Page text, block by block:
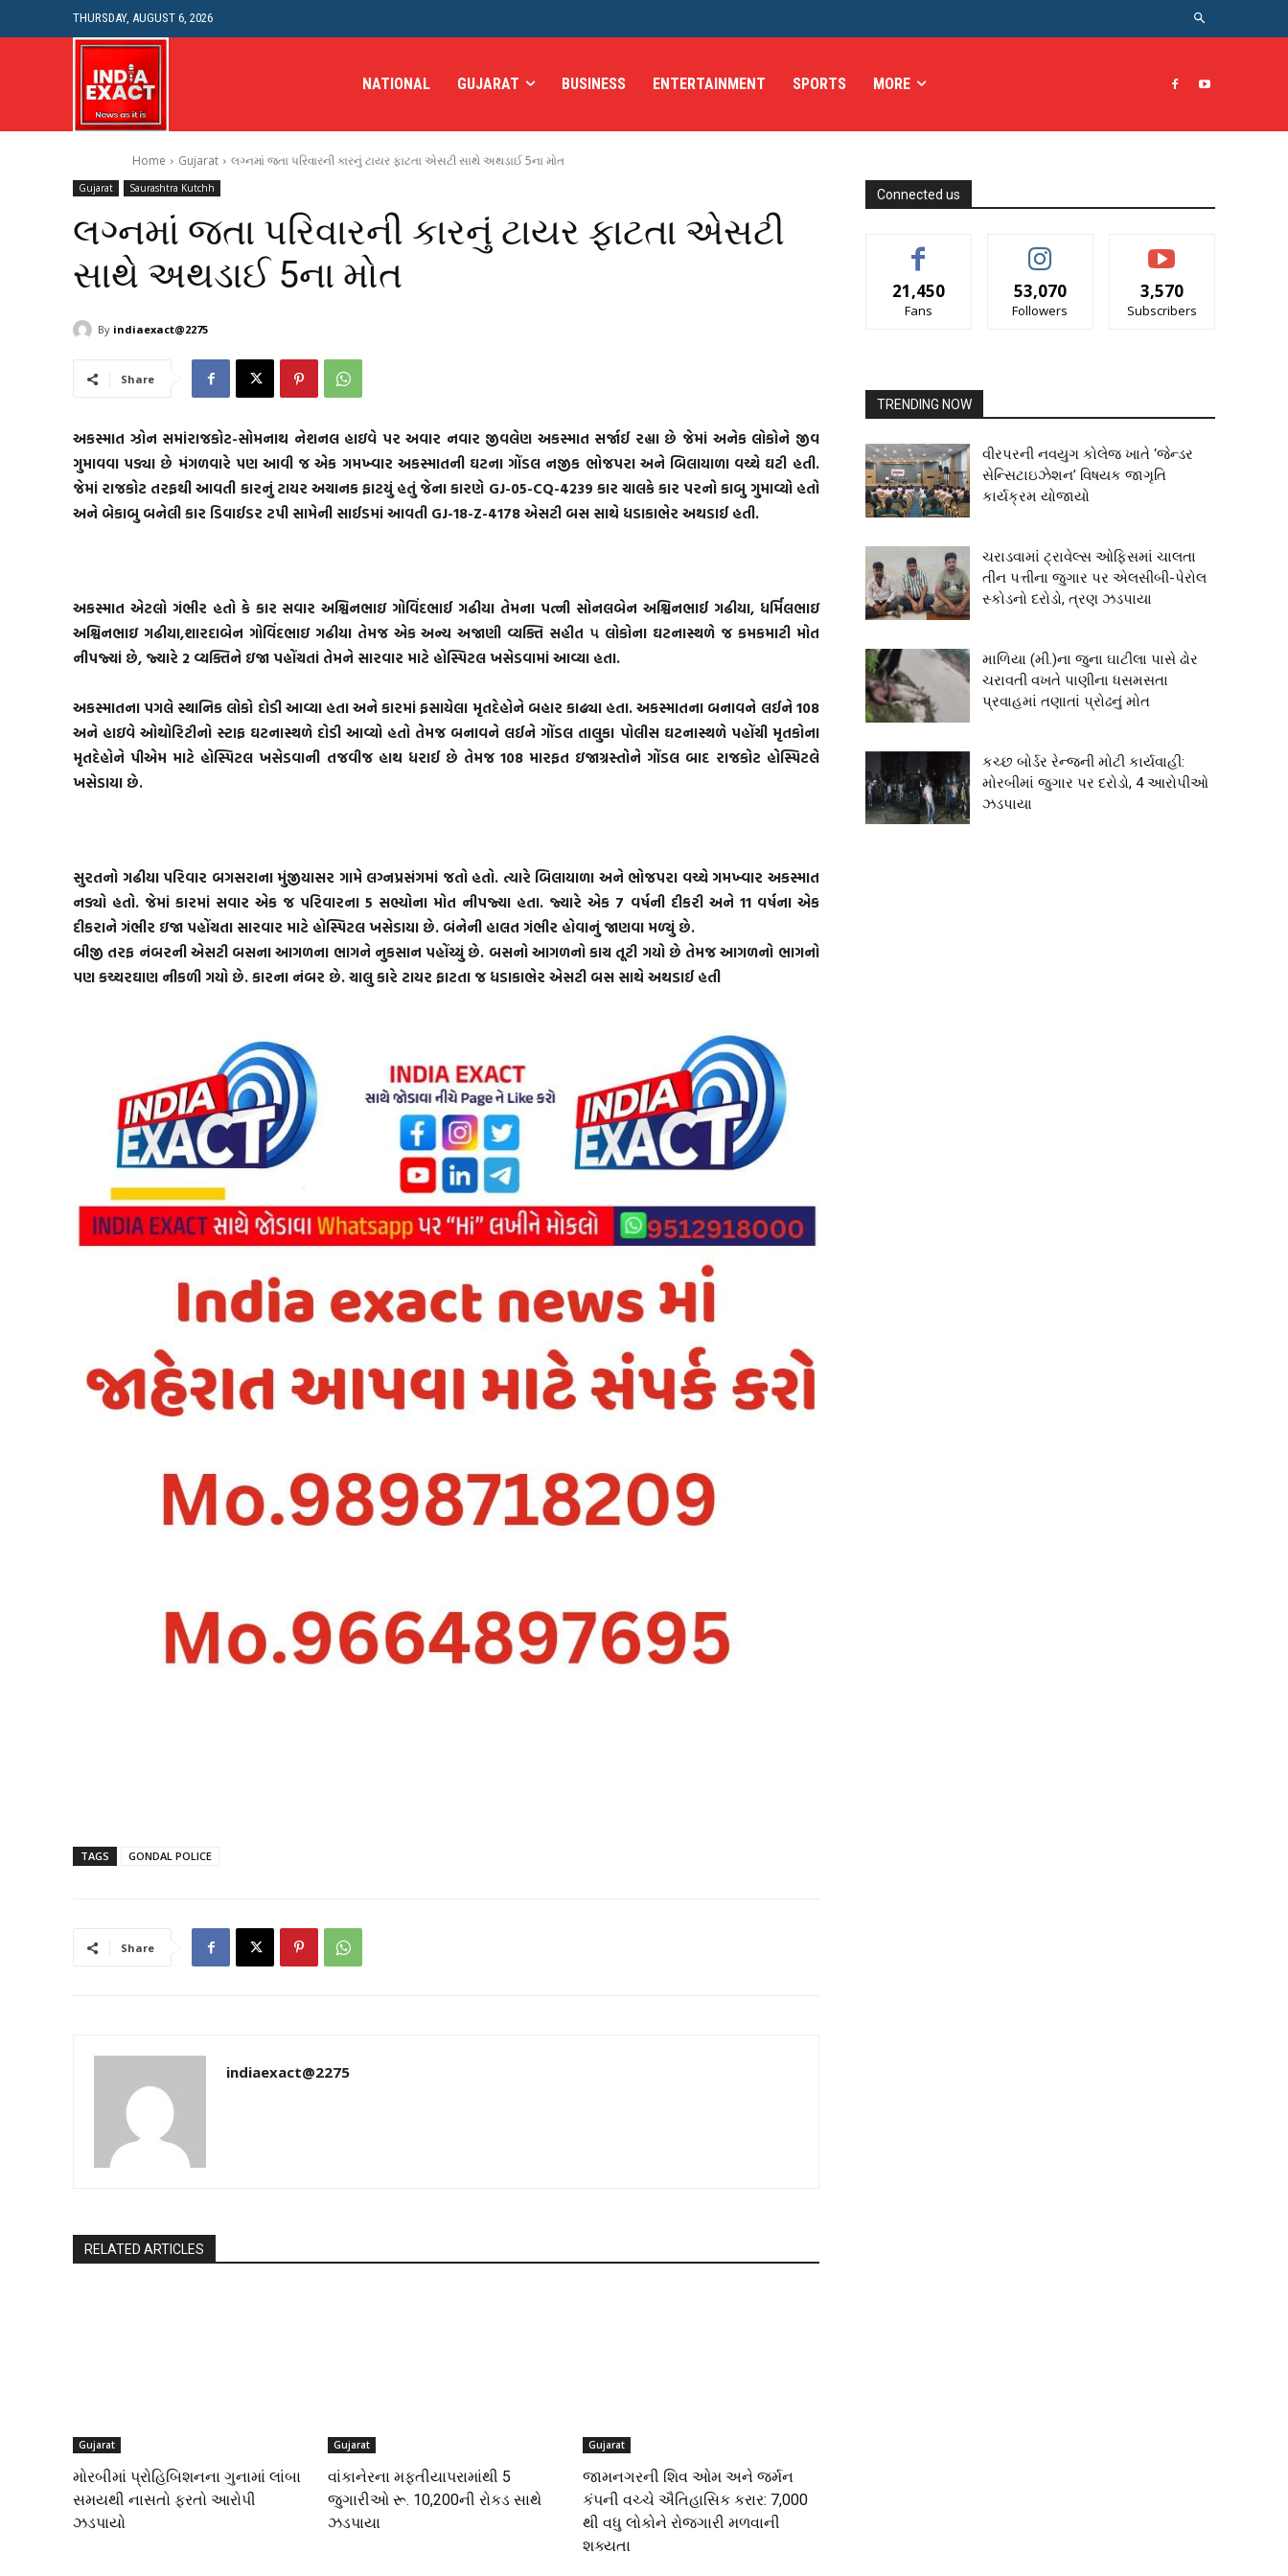
THURSDAY, AUGUST 6, 2026
NATIONAL GUJARAT BUSINESS ENTERTAINMENT SPORTS MORE
Home Gujarat લગ્નમાં જતા પરિવારની કારનું ટાયર ફાટતા એસટી સાથે અથડાઈ 5ના મોત
Gujarat Saurashtra Kutchh
લગ્નમાં જતા પરિવારની કારનું ટાયર ફાટતા એસટી
સાથે અથડાઈ 5ના મોત
By indiaexact@2275
Share
અકસ્માત ઝોન સમાંરાજકોટ-સોમનાથ નેશનલ હાઇવે પર અવાર નવાર જીવલેણ અકસ્માત સર્જાઈ રહ્યા છે જેમાં અનેક લોકોને જીવ
ગુમાવવા પડ્યા છે મંગળવારે પણ આવી જ એક ગમખ્વાર અકસ્માતની ઘટના ગોંડલ નજીક ભોજપરા અને બિલાયાળા વચ્ચે ઘટી હતી.
જેમાં રાજકોટ તરફથી આવતી કારનું ટાયર અચાનક ફાટયું હતું જેના કારણે GJ-05-CQ-4239 કાર ચાલકે કાર પરનો કાબુ ગુમાવ્યો હતો
અને બેકાબુ બનેલી કાર ડિવાઈડર ટપી સામેની સાઈડમાં આવતી GJ-18-Z-4178 એસટી બસ સાથે ધડાકાભેર અથડાઈ હતી.
અકસ્માત એટલો ગંભીર હતો કે કાર સવાર અશ્વિનભાઇ ગોવિંદભાઈ ગઢીયા તેમના પત્ની સોનલબેન અશ્વિનભાઈ ગઢીયા, ધર્મિલભાઇ
અશ્વિનભાઇ ગઢીયા,શારદાબેન ગોવિંદભાઇ ગઢીયા તેમજ એક અન્ય અજાણી વ્યક્તિ સહીત ૫ લોકોના ઘટનાસ્થળે જ કમકમાટી મોત
નીપજ્યાં છે, જ્યારે 2 વ્યક્તિને ઇજા પહોંચતાં તેમને સારવાર માટે હોસ્પિટલ ખસેડવામાં આવ્યા હતા.
અકસ્માતના પગલે સ્થાનિક લોકો દોડી આવ્યા હતા અને કારમાં ફસાયેલા મૃતદેહોને બહાર કાઢ્યા હતા. અકસ્માતના બનાવને લઈને 108
અને હાઇવે ઓથોરિટીનો સ્ટાફ ઘટનાસ્થળે દોડી આવ્યો હતો તેમજ બનાવને લઈને ગોંડલ તાલુકા પોલીસ ઘટનાસ્થળે પહોંચી મૃતકોના
મૃતદેહોને પીએમ માટે હોસ્પિટલ ખસેડવાની તજવીજ હાથ ધરાઈ છે તેમજ 108 મારફત ઇજાગ્રસ્તોને ગોંડલ બાદ રાજકોટ હોસ્પિટલે
ખસેડાયા છે.
સુરતનો ગઢીયા પરિવાર બગસરાના મુંજીયાસર ગામે લગ્નપ્રસંગમાં જતો હતો. ત્યારે બિલાયાળા અને ભોજપરા વચ્ચે ગમખ્વાર અકસ્માત
નડ્યો હતો. જેમાં કારમાં સવાર એક જ પરિવારના 5 સભ્યોના મોત નીપજ્યા હતા. જ્યારે એક 7 વર્ષની દીકરી અને 11 વર્ષના એક
દીકરાને ગંભીર ઇજા પહોંચતા સારવાર માટે હોસ્પિટલ ખસેડાયા છે. બંનેની હાલત ગંભીર હોવાનું જાણવા મળ્યું છે.
બીજી તરફ નંબરની એસટી બસના આગળના ભાગને નુકસાન પહોંચ્યું છે. બસનો આગળનો કાચ તૂટી ગયો છે તેમજ આગળનો ભાગનો
પણ કચ્ચરઘાણ નીકળી ગયો છે. કારના નંબર છે. ચાલુ કારે ટાયર ફાટતા જ ધડાકાભેર એસટી બસ સાથે અથડાઈ હતી
TAGS GONDAL POLICE
Share
indiaexact@2275
RELATED ARTICLES
Gujarat
મોરબીમાં પ્રોહિબિશનના ગુનામાં લાંબા
સમયથી નાસતો ફરતો આરોપી
ઝડપાયો
Gujarat
વાંકાનેરના મફતીયાપરામાંથી 5
જુગારીઓ રૂ. 10,200ની રોકડ સાથે
ઝડપાયા
Gujarat
જામનગરની શિવ ઓમ અને જર્મન
કંપની વચ્ચે ઐતિહાસિક કરાર: 7,000
થી વધુ લોકોને રોજગારી મળવાની
શક્યતા
Connected us
21,450
Fans
53,070
Followers
3,570
Subscribers
TRENDING NOW
વીરપરની નવયુગ કોલેજ ખાતે ‘જેન્ડર
સેન્સિટાઇઝેશન’ વિષયક જાગૃતિ
કાર્યક્રમ યોજાયો
ચરાડવામાં ટ્રાવેલ્સ ઓફિસમાં ચાલતા
તીન પત્તીના જુગાર પર એલસીબી-પેરોલ
સ્કોડનો દરોડો, ત્રણ ઝડપાયા
માળિયા (મી.)ના જુના ઘાટીલા પાસે ઢોર
ચરાવતી વખતે પાણીના ધસમસતા
પ્રવાહમાં તણાતાં પ્રોઢનું મોત
કચ્છ બોર્ડર રેન્જની મોટી કાર્યવાહી:
મોરબીમાં જુગાર પર દરોડો, 4 આરોપીઓ
ઝડપાયા